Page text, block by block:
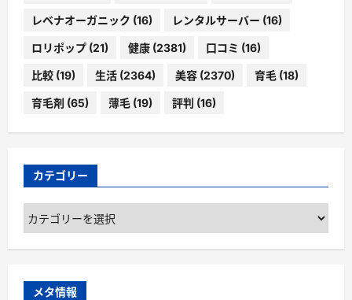
レベナオーガニック (16) レンタルサーバー (16)
ロリポップ (21) 健康 (2381) 口コミ (16)
比較 (19) 生活 (2364) 美容 (2370) 育毛 (18)
育毛剤 (65) 薄毛 (19) 評判 (16)
カテゴリー
カ
テ
ゴ
ー
メタ情報